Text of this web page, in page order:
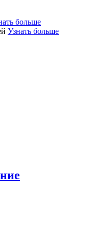
больше
Узнать больше